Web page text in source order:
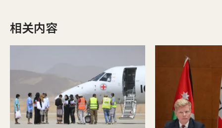
相关内容